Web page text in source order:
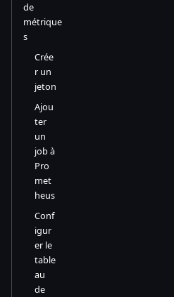
de
métrique
s
Crée
r un
jeton
Ajou
ter
un
job à
Pro
met
heus
Conf
igur
er le
table
au
de